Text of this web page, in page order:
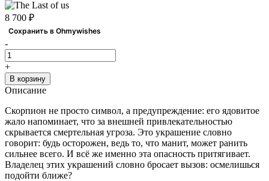
8 700 ₽
Сохранить в Ohmywishes
-
+
В корзину
Описание
Скорпион не просто символ, а предупреждение: его ядовитое
жало напоминает, что за внешней привлекательностью
скрывается смертельная угроза. Это украшение словно
говорит: будь осторожен, ведь то, что манит, может ранить
сильнее всего. И всё же именно эта опасность притягивает.
Владелец этих украшений словно бросает вызов: осмелишься
подойти ближе?